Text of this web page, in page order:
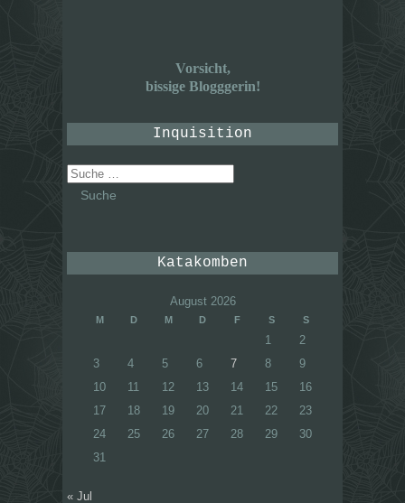
Vorsicht,
bissige Blogggerin!
Inquisition
Suche
nach:
Katakomben
August 2026
M D M D F S S
1
2
3
4 5 6 7 8
9
10
11 12 13 14 15
16
17
18 19 20 21 22
23
24
25 26 27 28 29
30
31
« Jul